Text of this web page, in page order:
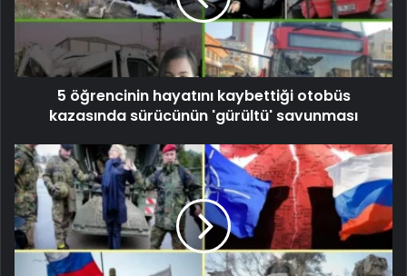
5 öğrencinin hayatını kaybettiği otobüs
kazasında sürücünün 'gürültü' savunması